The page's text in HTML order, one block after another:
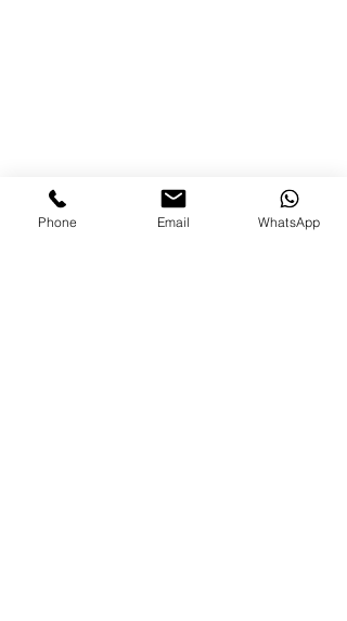
Phone Email WhatsApp